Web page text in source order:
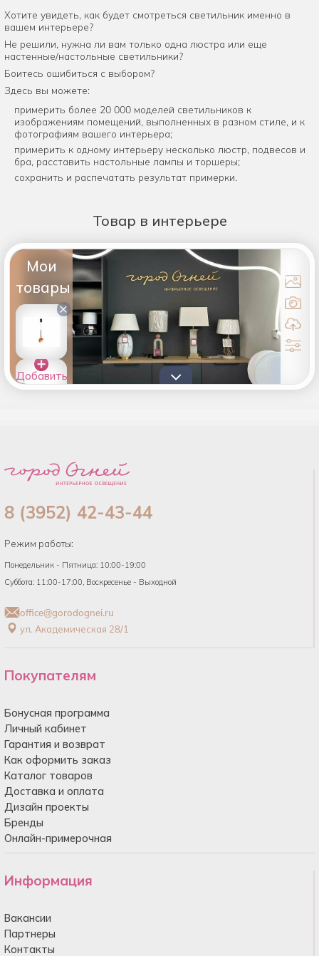
Хотите увидеть, как будет смотреться светильник именно в
вашем интерьере?
Не решили, нужна ли вам только одна люстра или еще
настенные/настольные светильники?
Боитесь ошибиться с выбором?
Здесь вы можете:
примерить более 20 000 моделей светильников к
изображениям помещений, выполненных в разном стиле, и к
фотографиям вашего интерьера;
примерить к одному интерьеру несколько люстр, подвесов и
бра, расставить настольные лампы и торшеры;
сохранить и распечатать результат примерки.
Товар в интерьере
Мои
товары
×
Добавить
товары в
8 (3952) 42-43-44
Режим работы:
Понедельник - Пятница: 10:00-19:00
Суббота: 11:00-17:00, Воскресенье - Выходной
office@gorodognei.ru
ул. Академическая 28/1
Покупателям
Бонусная программа
Личный кабинет
Гарантия и возврат
Как оформить заказ
Каталог товаров
Доставка и оплата
Дизайн проекты
Бренды
Онлайн-примерочная
Информация
Вакансии
Партнеры
Контакты